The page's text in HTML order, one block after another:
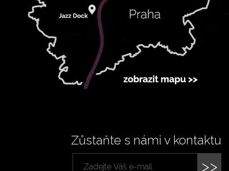
Zůstaňte s námi v kontaktu
>>